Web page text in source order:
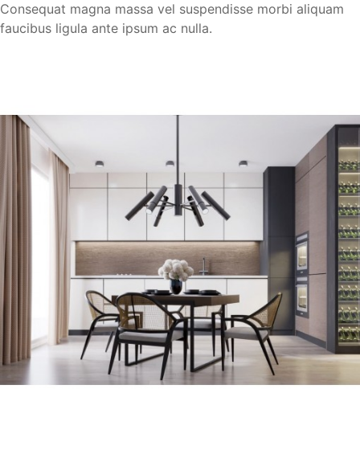
Consequat magna massa vel suspendisse morbi aliquam
faucibus ligula ante ipsum ac nulla.